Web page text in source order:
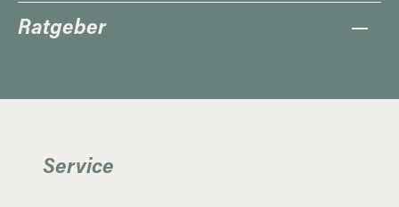
Ratgeber
Service